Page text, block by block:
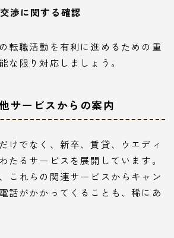
渉に関する確認
転職活動を有利に進めるための重
な限り対応しましょう。
サービスからの案内
けでなく、新卒、賃貸、ウエディ
たるサービスを展開しています。
これらの関連サービスからキャン
話がかかってくることも、稀にあ